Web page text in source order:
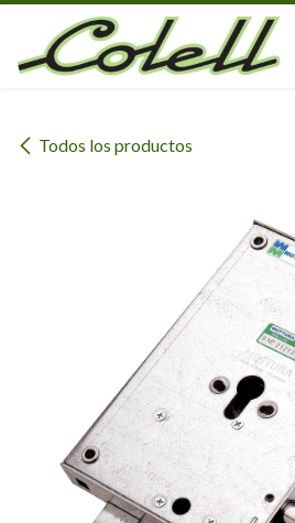
Ir al contenido
Todos los productos